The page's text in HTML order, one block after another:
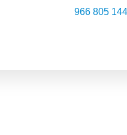
966 805 144